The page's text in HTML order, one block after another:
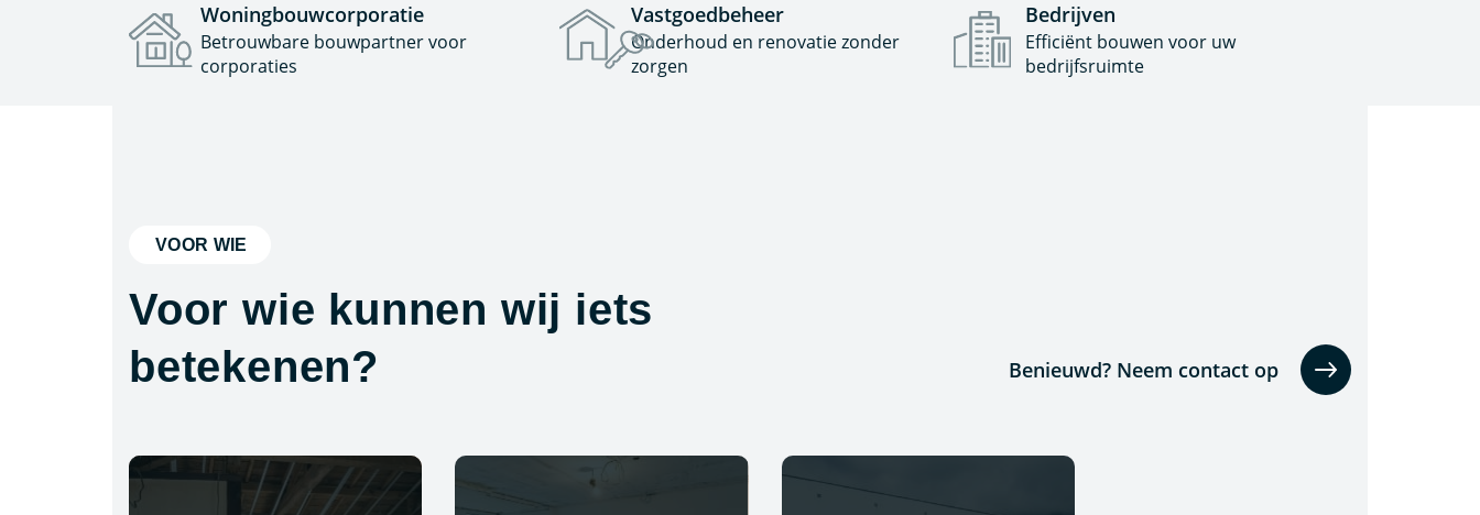
Woningbouwcorporatie
Betrouwbare bouwpartner voor
corporaties
Vastgoedbeheer
Onderhoud en renovatie zonder
zorgen
Bedrijven
Efficiënt bouwen voor uw
bedrijfsruimte
VOOR WIE
Voor wie kunnen wij iets
betekenen?
Benieuwd? Neem contact op